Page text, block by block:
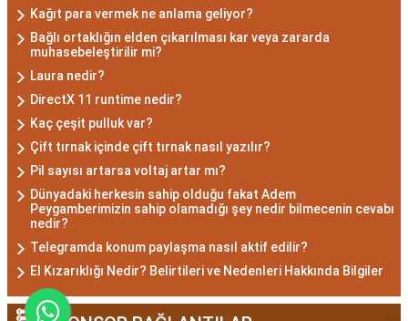
erkekleri, duygusal derinlikleri ve tutkulu
yaklaşımlarıyla ilişkilerde derin bağlar kurabilirler.
Ancak, bazen kıskançlık eğilimleri de
gösterebilirler.
Akrep Burcu Kadını
Özellikleri: Çekici ve Zeki
Akrep burcu kadını, çekici ve gizemli bir aura ile
çevrili olan kadınlardır. Zekalarını kullanarak
çözüm odaklı düşünürler ve hedeflerine ulaşmak
için kararlılıkla çalışırlar. Aynı zamanda duygusal
derinlikleri, ilişkilerinde tutkulu ve bağlı olmalarını
Kağıt para vermek ne anlama geliyor?
Bağlı ortaklığın elden çıkarılması kar veya zararda
muhasebeleştirilir mi?
Laura nedir?
DirectX 11 runtime nedir?
Kaç çeşit pulluk var?
Çift tırnak içinde çift tırnak nasıl yazılır?
Pil sayısı artarsa voltaj artar mı?
Dünyadaki herkesin sahip olduğu fakat Adem
Peygamberimizin sahip olamadığı şey nedir bilmecenin cevabı
nedir?
Telegramda konum paylaşma nasıl aktif edilir?
El Kızarıklığı Nedir? Belirtileri ve Nedenleri Hakkında Bilgiler